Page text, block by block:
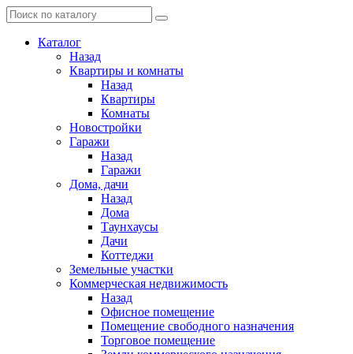
Каталог
Назад
Квартиры и комнаты
Назад
Квартиры
Комнаты
Новостройки
Гаражи
Назад
Гаражи
Дома, дачи
Назад
Дома
Таунхаусы
Дачи
Коттеджи
Земельные участки
Коммерческая недвижимость
Назад
Офисное помещение
Помещение свободного назначения
Торговое помещение